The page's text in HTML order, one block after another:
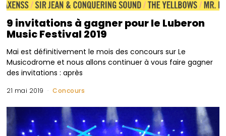
9 invitations à gagner pour le Luberon
Music Festival 2019
Mai est définitivement le mois des concours sur Le
Musicodrome et nous allons continuer à vous faire gagner
des invitations : après
21 mai 2019 Concours